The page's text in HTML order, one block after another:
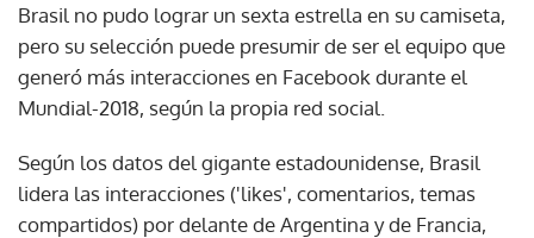
Brasil no pudo lograr un sexta estrella en su camiseta,
pero su selección puede presumir de ser el equipo que
generó más interacciones en Facebook durante el
Mundial-2018, según la propia red social.
Según los datos del gigante estadounidense, Brasil
lidera las interacciones ('likes', comentarios, temas
compartidos) por delante de Argentina y de Francia,